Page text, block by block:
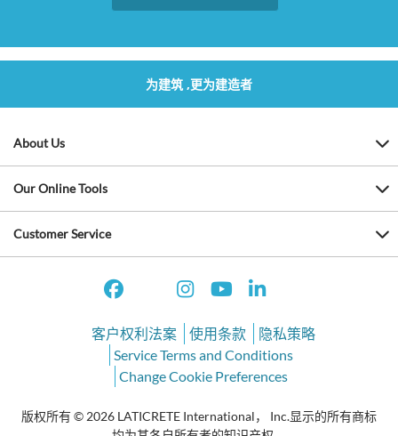
为建筑 ,更为建造者
About Us
Our Online Tools
Customer Service
客户权利法案 使用条款
隐私策略
Service Terms and Conditions
Change Cookie Preferences
版权所有 © 2026 LATICRETE International， Inc.显示的所有商标